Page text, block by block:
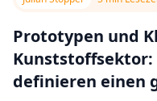
Prototypen und
Kunststoffsektor:
definieren einen